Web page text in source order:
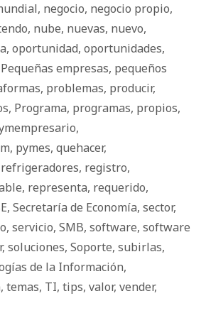
, negocio, negocio propio,
, nube, nuevas, nuevo,
, oportunidad, oportunidades,
Pequeñas empresas, pequeños
, problemas, producir,
, Programa, programas, propios,
,
, pymes, quehacer,
refrigeradores, registro,
, representa, requerido,
, Secretaría de Economía, sector,
, servicio, SMB, software, software
, soluciones, Soporte, subirlas,
de la Información,
, temas, TI, tips, valor, vender,